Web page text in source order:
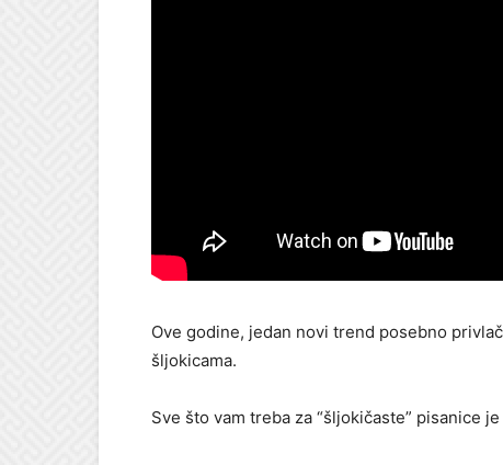
Ove godine, jedan novi trend posebno
šljokicama.
Sve što vam treba za “šljokičaste” pisanice